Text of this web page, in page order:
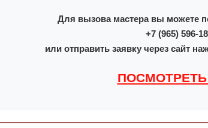
Для вызова мастера вы можете
+7 (965) 596-
или отправить заявку через сайт